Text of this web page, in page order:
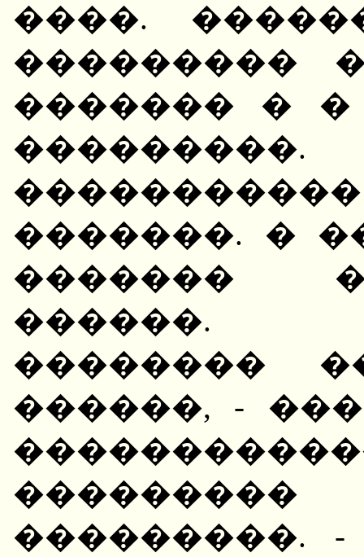
����.
���������
������� � �
�������. �
�������
������.
��������
������, -
���������.